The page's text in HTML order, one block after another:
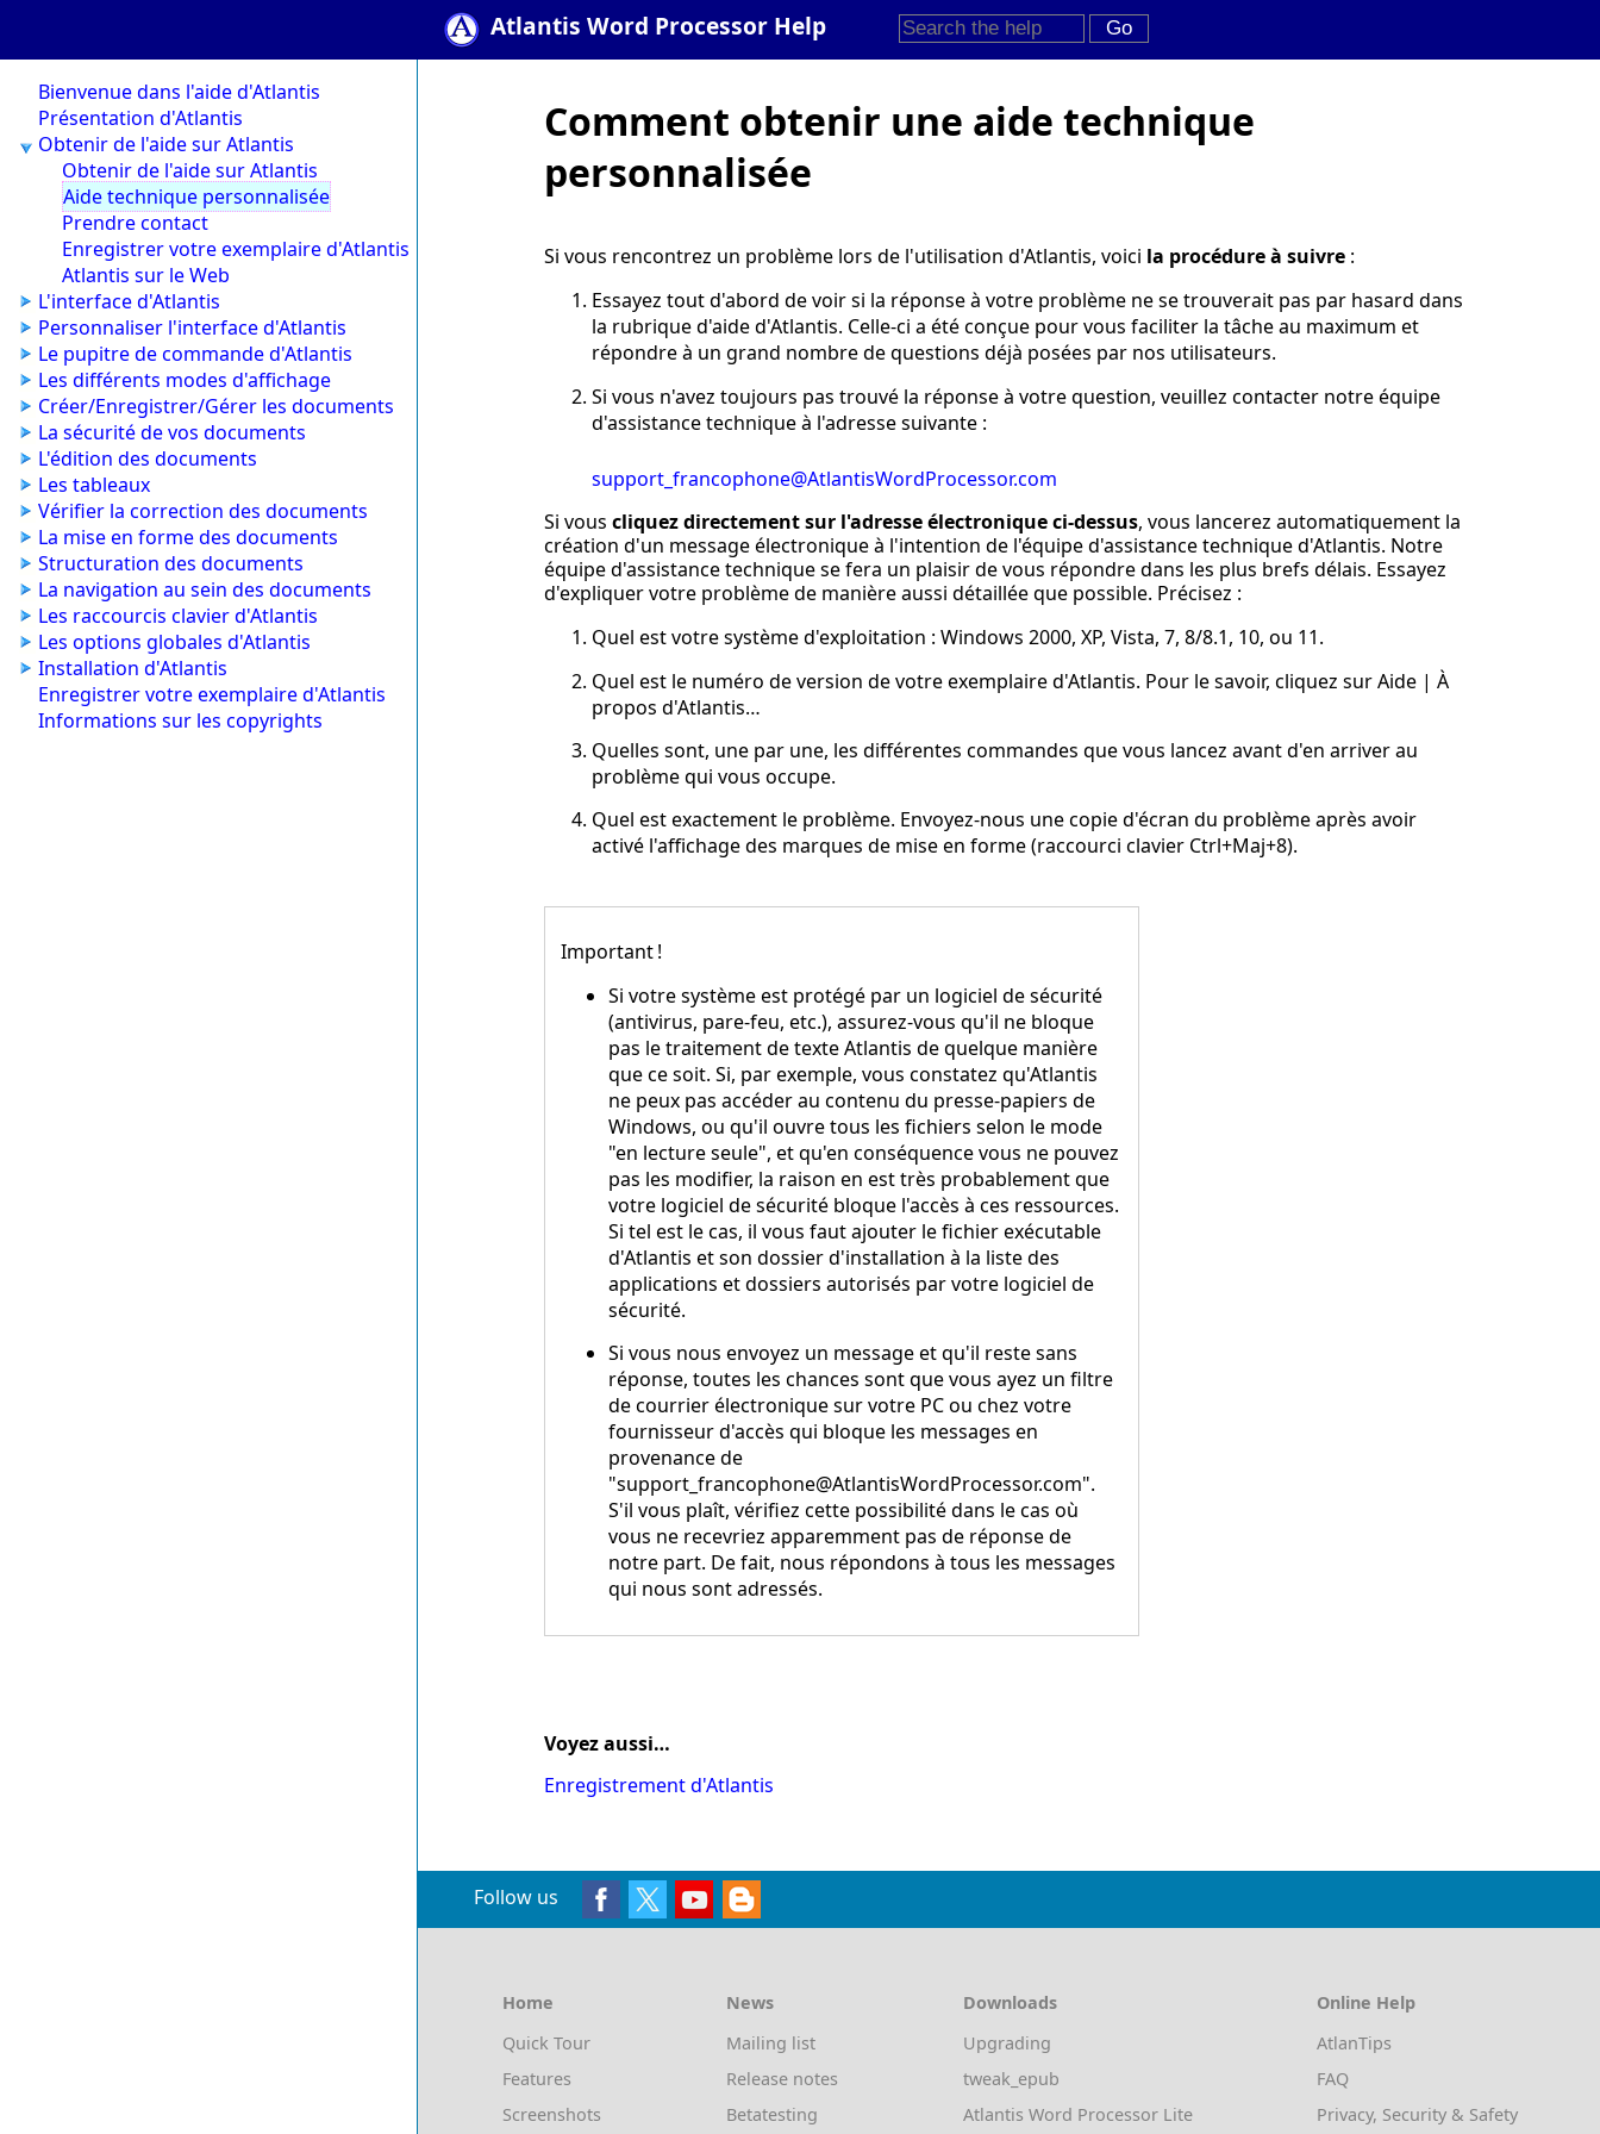
Atlantis Word Processor Help
Bienvenue dans l'aide d'Atlantis
Présentation d'Atlantis
Obtenir de l'aide sur Atlantis
Obtenir de l'aide sur Atlantis
Aide technique personnalisée
Prendre contact
Enregistrer votre exemplaire d'Atlantis
Atlantis sur le Web
L'interface d'Atlantis
Personnaliser l'interface d'Atlantis
Le pupitre de commande d'Atlantis
Les différents modes d'affichage
Créer/Enregistrer/Gérer les documents
La sécurité de vos documents
L'édition des documents
Les tableaux
Vérifier la correction des documents
La mise en forme des documents
Structuration des documents
La navigation au sein des documents
Les raccourcis clavier d'Atlantis
Les options globales d'Atlantis
Installation d'Atlantis
Enregistrer votre exemplaire d'Atlantis
Informations sur les copyrights
Comment obtenir une aide technique
personnalisée
Si vous rencontrez un problème lors de l'utilisation d'Atlantis, voici la procédure à suivre :
Essayez tout d'abord de voir si la réponse à votre problème ne se trouverait pas par hasard dans
la rubrique d'aide d'Atlantis. Celle-ci a été conçue pour vous faciliter la tâche au maximum et
répondre à un grand nombre de questions déjà posées par nos utilisateurs.
Si vous n'avez toujours pas trouvé la réponse à votre question, veuillez contacter notre équipe
d'assistance technique à l'adresse suivante :
support_francophone@AtlantisWordProcessor.com
Si vous cliquez directement sur l'adresse électronique ci-dessus, vous lancerez automatiquement la
création d'un message électronique à l'intention de l'équipe d'assistance technique d'Atlantis. Notre
équipe d'assistance technique se fera un plaisir de vous répondre dans les plus brefs délais. Essayez
d'expliquer votre problème de manière aussi détaillée que possible. Précisez :
Quel est votre système d'exploitation : Windows 2000, XP, Vista, 7, 8/8.1, 10, ou 11.
Quel est le numéro de version de votre exemplaire d'Atlantis. Pour le savoir, cliquez surAide | À
propos d'Atlantis…
Quelles sont, une par une, les différentes commandes que vous lancez avant d'en arriver au
problème qui vous occupe.
Quel est exactement le problème. Envoyez-nous une copie d'écran du problème après avoir
activé l'affichage des marques de mise en forme (raccourci clavier Ctrl+Maj+8).
Important !
Si votre système est protégé par un logiciel de sécurité
(antivirus, pare-feu, etc.), assurez-vous qu'il ne bloque
pas le traitement de texte Atlantis de quelque manière
que ce soit. Si, par exemple, vous constatez qu'Atlantis
ne peux pas accéder au contenu du presse-papiers de
Windows, ou qu'il ouvre tous les fichiers selon le mode
"en lecture seule", et qu'en conséquence vous ne pouvez
pas les modifier, la raison en est très probablement que
votre logiciel de sécurité bloque l'accès à ces ressources.
Si tel est le cas, il vous faut ajouter le fichier exécutable
d'Atlantis et son dossier d'installation à la liste des
applications et dossiers autorisés par votre logiciel de
sécurité.
Si vous nous envoyez un message et qu'il reste sans
réponse, toutes les chances sont que vous ayez un filtre
de courrier électronique sur votre PC ou chez votre
fournisseur d'accès qui bloque les messages en
provenance de
"support_francophone@AtlantisWordProcessor.com".
S'il vous plaît, vérifiez cette possibilité dans le cas où
vous ne recevriez apparemment pas de réponse de
notre part. De fait, nous répondons à tous les messages
qui nous sont adressés.
Voyez aussi…
Enregistrement d'Atlantis
Follow us
Home
Quick Tour
Features
Screenshots
News
Mailing list
Release notes
Betatesting
Downloads
Upgrading
tweak_epub
Atlantis Word Processor Lite
Online Help
AtlanTips
FAQ
Privacy, Security & Safety